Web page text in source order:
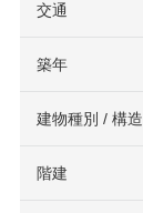
交通
築年
建物種別 / 構造
階建